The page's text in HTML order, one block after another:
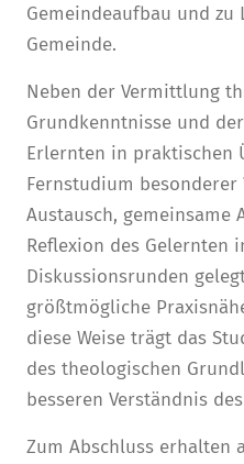
Gemeindeaufbau und
Gemeinde.
Neben der Vermittlung
Grundkenntnisse und
Erlernten in praktischen
Fernstudium
Austausch, gemeinsame
Reflexion des Gelernten
Diskussionsrunden
größtmögliche
diese Weise trägt das
des theologischen
besseren Verständnis
Zum Abschluss erhalten